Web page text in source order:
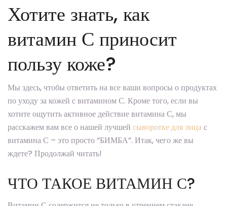
Хотите знать, как
витамин С приносит
пользу коже?
Мы здесь, чтобы ответить на все ваши вопросы о продуктах
по уходу за кожей с витамином С. Кроме того, если вы
хотите ощутить активное действие витамина С, мы
расскажем вам все о нашей лучшей сыворотке для лицас
витамина С – это просто “БИМБА”. Итак, чего же вы
ждете? Продолжай читать!
ЧТО ТАКОЕ ВИТАМИН С?